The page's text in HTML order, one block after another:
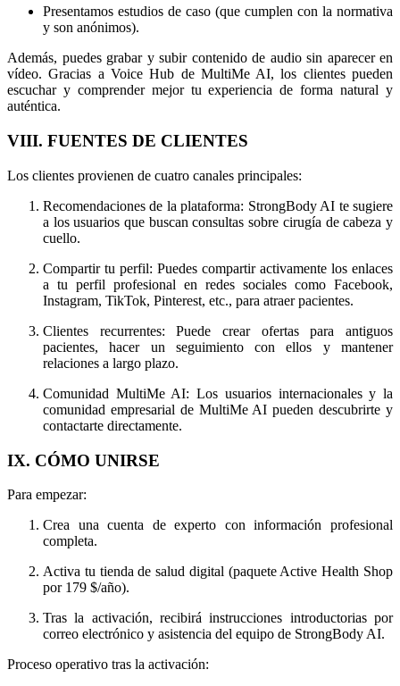
Presentamos estudios de caso (que cumplen con la normativa
y son anónimos).
Además, puedes grabar y subir contenido de audio sin aparecer en
vídeo. Gracias a Voice Hub de MultiMe AI, los clientes pueden
escuchar y comprender mejor tu experiencia de forma natural y
auténtica.
VIII. FUENTES DE CLIENTES
Los clientes provienen de cuatro canales principales:
Recomendaciones de la plataforma: StrongBody AI te sugiere
a los usuarios que buscan consultas sobre cirugía de cabeza y
cuello.
Compartir tu perfil: Puedes compartir activamente los enlaces
a tu perfil profesional en redes sociales como Facebook,
Instagram, TikTok, Pinterest, etc., para atraer pacientes.
Clientes recurrentes: Puede crear ofertas para antiguos
pacientes, hacer un seguimiento con ellos y mantener
relaciones a largo plazo.
Comunidad MultiMe AI: Los usuarios internacionales y la
comunidad empresarial de MultiMe AI pueden descubrirte y
contactarte directamente.
IX. CÓMO UNIRSE
Para empezar:
Crea una cuenta de experto con información profesional
completa.
Activa tu tienda de salud digital (paquete Active Health Shop
por 179 $/año).
Tras la activación, recibirá instrucciones introductorias por
correo electrónico y asistencia del equipo de StrongBody AI.
Proceso operativo tras la activación: